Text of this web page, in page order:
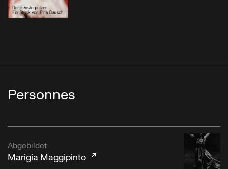
Personnes
Abgebildet
Marigia Maggipinto